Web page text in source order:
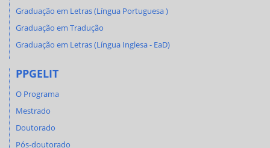
Graduação em Letras (Língua Portuguesa )
Graduação em Tradução
Graduação em Letras (Língua Inglesa - EaD)
PPGELIT
O Programa
Mestrado
Doutorado
Pós-doutorado